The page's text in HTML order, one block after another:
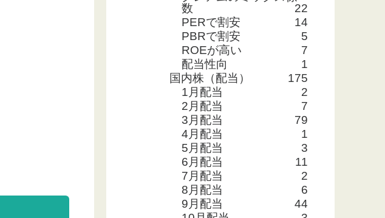
数
22
PERで割安
14
PBRで割安
5
ROEが高い
7
配当性向
1
国内株（配当）
175
1月配当
2
2月配当
7
3月配当
79
4月配当
1
5月配当
3
6月配当
11
7月配当
2
8月配当
6
9月配当
44